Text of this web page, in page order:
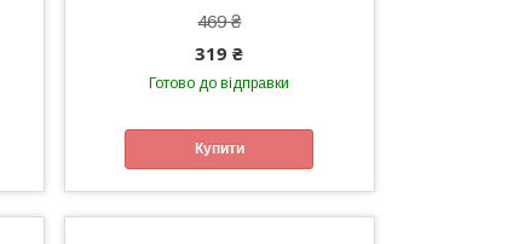
469 ₴
319 ₴
Готово до відправки
Купити